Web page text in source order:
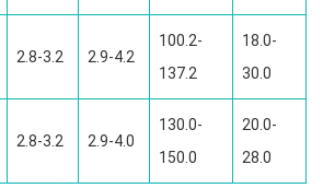
2.8-3.2 2.9-4.2
100.2-
137.2
18.0-
30.0
2.8-3.2 2.9-4.0
130.0-
150.0
20.0-
28.0